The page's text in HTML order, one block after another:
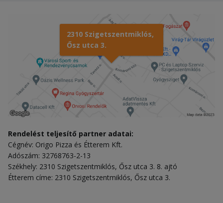
2310 Szigetszentmiklós,
Ősz utca 3.
Rendelést teljesítő partner adatai:
Cégnév: Origo Pizza és Étterem Kft.
Adószám: 32768763-2-13
Székhely: 2310 Szigetszentmiklós, Ősz utca 3. 8. ajtó
Étterem címe: 2310 Szigetszentmiklós, Ősz utca 3.